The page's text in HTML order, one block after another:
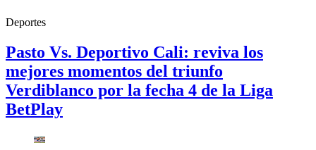
Deportes
Pasto Vs. Deportivo Cali: reviva los
mejores momentos del triunfo
Verdiblanco por la fecha 4 de la Liga
BetPlay